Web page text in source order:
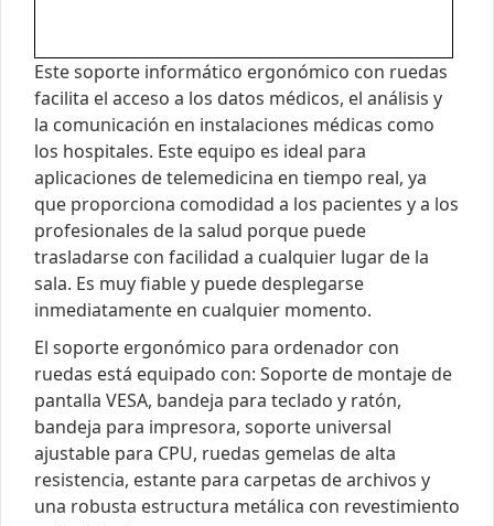
Este soporte informático ergonómico con ruedas
facilita el acceso a los datos médicos, el análisis y
la comunicación en instalaciones médicas como
los hospitales. Este equipo es ideal para
aplicaciones de telemedicina en tiempo real, ya
que proporciona comodidad a los pacientes y a los
profesionales de la salud porque puede
trasladarse con facilidad a cualquier lugar de la
sala. Es muy fiable y puede desplegarse
inmediatamente en cualquier momento.
El soporte ergonómico para ordenador con
ruedas está equipado con: Soporte de montaje de
pantalla VESA, bandeja para teclado y ratón,
bandeja para impresora, soporte universal
ajustable para CPU, ruedas gemelas de alta
resistencia, estante para carpetas de archivos y
una robusta estructura metálica con revestimiento